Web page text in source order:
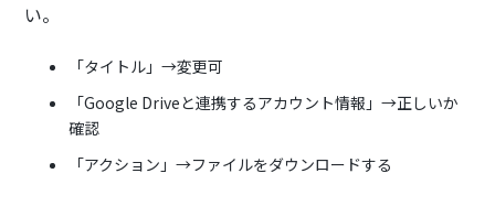
い。
「タイトル」→変更可
「Google Driveと連携するアカウント情報」→正しいか
確認
「アクション」→ファイルをダウンロードする